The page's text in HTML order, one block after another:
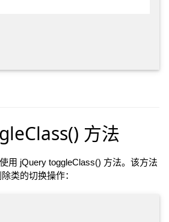
方法
用 jQuery toggleClass() 方法。该方法
类的切换操作：